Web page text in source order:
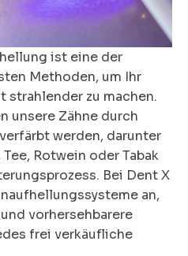
ist eine der
Methoden, um Ihr
strahlender zu machen.
unsere Zähne durch
werden, darunter
Tee, Rotwein oder Tabak
Bei Dent X
an,
vorhersehbarere
frei verkäufliche